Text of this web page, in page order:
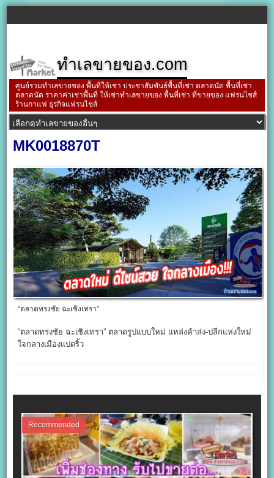
ทำเลขายของ.com
ศูนย์รวมทำเลขายของ พื้นที่ให้เช่า ประชาสัมพันธ์พื้นที่เช่า ตลาดนัด พื้นที่เช่า
ตลาดนัด ราคาค่าเช่าพื้นที่ ให้เช่าทำเลขายของ พื้นที่เช่า ที่ขายของ แฟรนไชส์
ร้านกาแฟ ธุรกิจแฟรนไชส์
MK0018870T
“ตลาดทรงชัย ฉะเชิงเทรา”
“ตลาดทรงชัย ฉะเชิงเทรา” ตลาดรูปแบบใหม่ แหล่งค้าส่ง-ปลีกแห่งใหม่
ใจกลางเมืองแปดริ้ว
Recommended